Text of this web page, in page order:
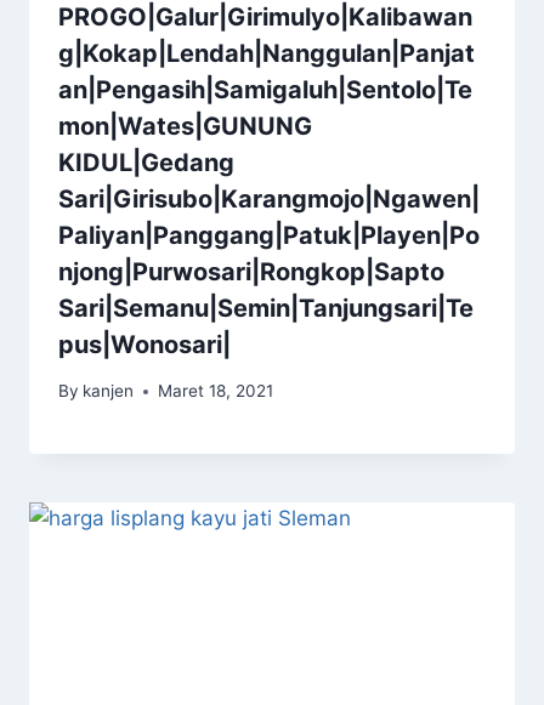
PROGO|Galur|Girimulyo|Kalibawan
g|Kokap|Lendah|Nanggulan|Panjat
an|Pengasih|Samigaluh|Sentolo|Te
mon|Wates|GUNUNG
KIDUL|Gedang
Sari|Girisubo|Karangmojo|Ngawen|
Paliyan|Panggang|Patuk|Playen|Po
njong|Purwosari|Rongkop|Sapto
Sari|Semanu|Semin|Tanjungsari|Te
pus|Wonosari|
By kanjen Maret 18, 2021